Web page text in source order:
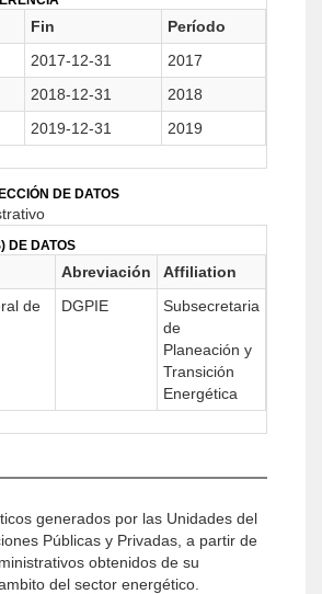
Fin
Período
2017-12-31
2017
2018-12-31
2018
2019-12-31 2019
DE DATOS
DE DATOS
Abreviación
Affiliation
de
DGPIE
Subsecretaria
de
Planeación y
Transición
Energética
generados por las Unidades del
Públicas y Privadas, a partir de
obtenidos de su
del sector energético.